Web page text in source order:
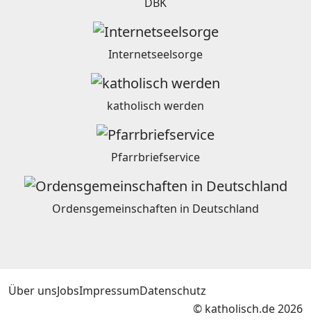
DBK
Internetseelsorge
katholisch werden
Pfarrbriefservice
Ordensgemeinschaften in Deutschland
Über unsJobsImpressumDatenschutz
© katholisch.de 2026